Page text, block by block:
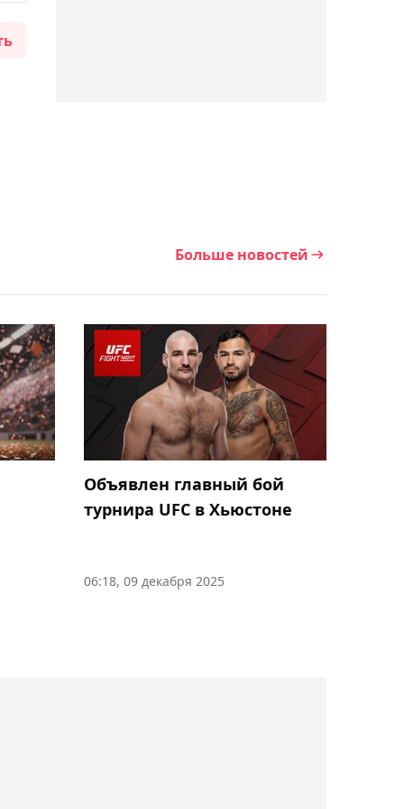
Экс-форвард "Барыса"
контракт с "Адмиралом"
Появился видеообзор
матча Первой лиги
"Шахтёр" - "Каспий М"
22:33, 06 августа 2026
"Всё сводится к
подготовке и настрою":
турнирах
Больше новостей
Объявлен главный бой
турнира UFC в Хьюстоне
06:18, 09 декабря 2025